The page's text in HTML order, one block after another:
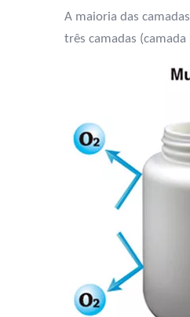
A maioria das
três camadas